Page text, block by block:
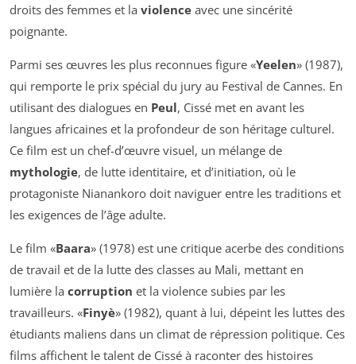
droits des femmes et la violence avec une sincérité
poignante.
Parmi ses œuvres les plus reconnues figure «Yeelen» (1987),
qui remporte le prix spécial du jury au Festival de Cannes. En
utilisant des dialogues en Peul, Cissé met en avant les
langues africaines et la profondeur de son héritage culturel.
Ce film est un chef-d’œuvre visuel, un mélange de
mythologie, de lutte identitaire, et d’initiation, où le
protagoniste Nianankoro doit naviguer entre les traditions et
les exigences de l’âge adulte.
Le film «Baara» (1978) est une critique acerbe des conditions
de travail et de la lutte des classes au Mali, mettant en
lumière la corruption et la violence subies par les
travailleurs. «Finyè» (1982), quant à lui, dépeint les luttes des
étudiants maliens dans un climat de répression politique. Ces
films affichent le talent de Cissé à raconter des histoires